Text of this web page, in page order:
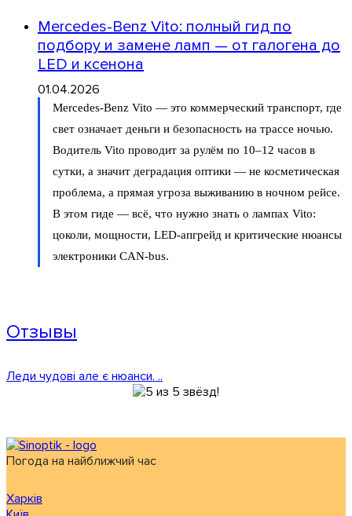
Mercedes-Benz Vito: полный гид по
подбору и замене ламп — от галогена до
LED и ксенона
01.04.2026
Mercedes-Benz Vito — это коммерческий транспорт, где
свет означает деньги и безопасность на трассе ночью.
Водитель Vito проводит за рулём по 10–12 часов в
сутки, а значит деградация оптики — не косметическая
проблема, а прямая угроза выживанию в ночном рейсе.
В этом гиде — всё, что нужно знать о лампах Vito:
цоколи, мощности, LED-апгрейд и критические нюансы
электроники CAN-bus.
Отзывы
Леди чудові але є нюанси. ..
Погода на найближчий час
Харків